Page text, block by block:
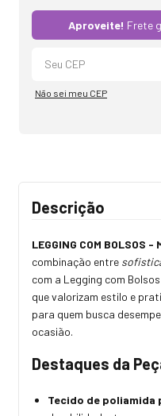
Aproveite! Frete
Não sei meu CEP
Descrição
LEGGING COM BOLSOS -
combinação entre
com a Legging com
que valorizam estilo e
para quem busca
ocasião.
Destaques da
Tecido de poliamida